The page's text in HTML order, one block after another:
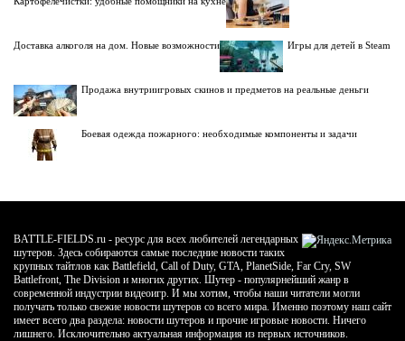
Доставка алкоголя на дом. Новые возможности Игры для детей в Steam
Продажа внутриигровых скинов и предметов на реальные деньги
Боевая одежда пожарного: необходимые компоненты и задачи
BATTLE-FIELDS.ru - ресурс для всех любителей легендарных
шутеров. Здесь собираются самые последние новости таких
крупных тайтлов как Battlefield, Call of Duty, GTA, PlanetSide, Far Cry, SW
Battlefront, The Division и многих других. Шутер - популярнейший жанр в
современной индустрии видеоигр. И мы хотим, чтобы наши читатели могли
получать только свежие новости шутеров со всего мира. Именно поэтому наш сайт
имеет всего два раздела: новости шутеров и прочие игровые новости. Ничего
лишнего. Исключительно актуальная информация из первых источников.